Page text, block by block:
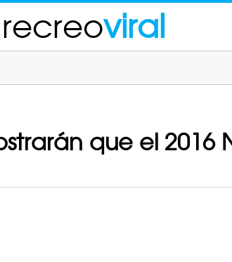
recreoviral
que el 2016